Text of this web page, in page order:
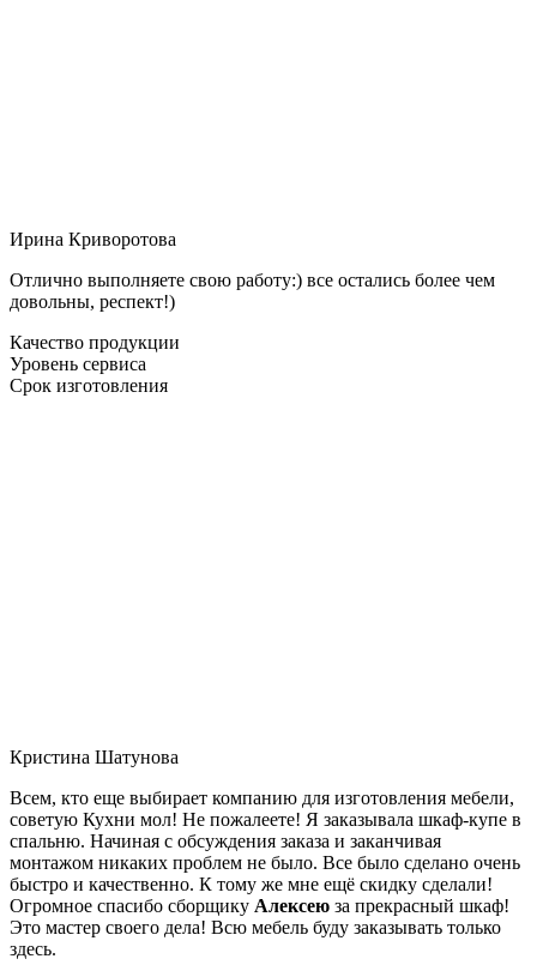
Ирина Криворотова
Отлично выполняете свою работу:) все остались более чем
довольны, респект!)
Качество продукции
Уровень сервиса
Срок изготовления
Кристина Шатунова
Всем, кто еще выбирает компанию для изготовления мебели,
советую Кухни мол! Не пожалеете! Я заказывала шкаф-купе в
спальню. Начиная с обсуждения заказа и заканчивая
монтажом никаких проблем не было. Все было сделано очень
быстро и качественно. К тому же мне ещё скидку сделали!
Огромное спасибо сборщику Алексею за прекрасный шкаф!
Это мастер своего дела! Всю мебель буду заказывать только
здесь.